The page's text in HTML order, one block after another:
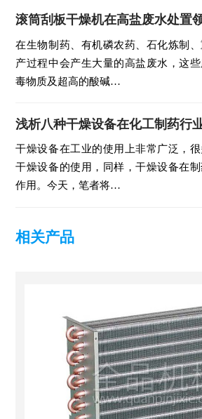
滚筒刮板干燥机在高盐废水处置
在生物制药、有机磷农药、石化炼制
产过程中会产生大量的高盐废水，这
毒物质及超高的酸碱…
浅析八种干燥设备在化工制药行
干燥设备在工业的使用上非常广泛，
干燥设备的使用，同样，干燥设备在
作用。今天，笔者将…
相关产品